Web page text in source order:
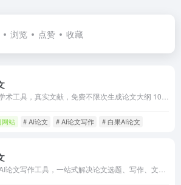
浏览 点赞 收藏
网站 # AI论文 # AI论文写作 # 白果AI论文